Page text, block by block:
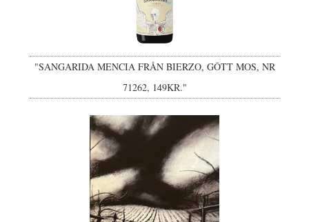
"SANGARIDA MENCIA FRÅN BIERZO, GÔTT MOS, NR
71262, 149KR."